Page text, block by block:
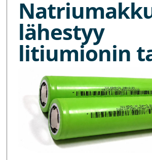
lähestyy
litiumionin